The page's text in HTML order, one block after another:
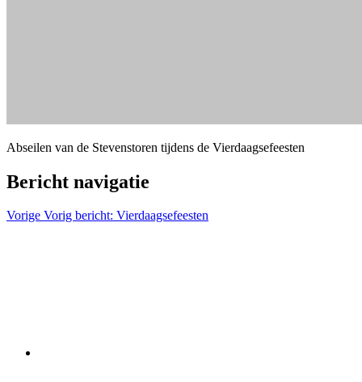
Abseilen van de Stevenstoren tijdens de Vierdaagsefeesten
Bericht navigatie
Vorige Vorig bericht: Vierdaagsefeesten